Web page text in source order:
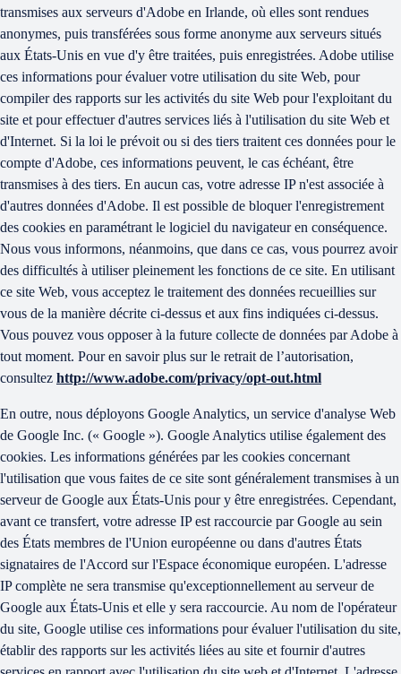
transmises aux serveurs d'Adobe en Irlande, où elles sont rendues
anonymes, puis transférées sous forme anonyme aux serveurs situés
aux États-Unis en vue d'y être traitées, puis enregistrées. Adobe utilise
ces informations pour évaluer votre utilisation du site Web, pour
compiler des rapports sur les activités du site Web pour l'exploitant du
site et pour effectuer d'autres services liés à l'utilisation du site Web et
d'Internet. Si la loi le prévoit ou si des tiers traitent ces données pour le
compte d'Adobe, ces informations peuvent, le cas échéant, être
transmises à des tiers. En aucun cas, votre adresse IP n'est associée à
d'autres données d'Adobe. Il est possible de bloquer l'enregistrement
des cookies en paramétrant le logiciel du navigateur en conséquence.
Nous vous informons, néanmoins, que dans ce cas, vous pourrez avoir
des difficultés à utiliser pleinement les fonctions de ce site. En utilisant
ce site Web, vous acceptez le traitement des données recueillies sur
vous de la manière décrite ci-dessus et aux fins indiquées ci-dessus.
Vous pouvez vous opposer à la future collecte de données par Adobe à
tout moment. Pour en savoir plus sur le retrait de l’autorisation,
consultez http://www.adobe.com/privacy/opt-out.html
En outre, nous déployons Google Analytics, un service d'analyse Web
de Google Inc. (« Google »). Google Analytics utilise également des
cookies. Les informations générées par les cookies concernant
l'utilisation que vous faites de ce site sont généralement transmises à un
serveur de Google aux États-Unis pour y être enregistrées. Cependant,
avant ce transfert, votre adresse IP est raccourcie par Google au sein
des États membres de l'Union européenne ou dans d'autres États
signataires de l'Accord sur l'Espace économique européen. L'adresse
IP complète ne sera transmise qu'exceptionnellement au serveur de
Google aux États-Unis et elle y sera raccourcie. Au nom de l'opérateur
du site, Google utilise ces informations pour évaluer l'utilisation du site,
établir des rapports sur les activités liées au site et fournir d'autres